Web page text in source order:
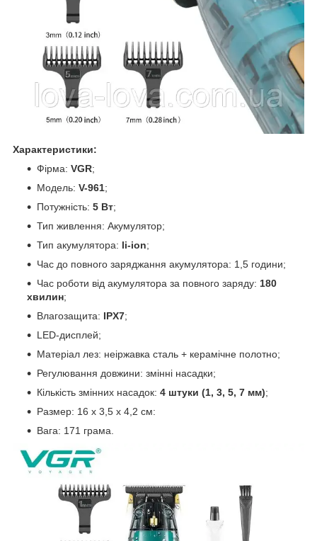
Характеристики:
Фірма: VGR;
Модель: V-961;
Потужність: 5 Вт;
Тип живлення: Акумулятор;
Тип акумулятора: li-ion;
Час до повного заряджання акумулятора: 1,5 години;
Час роботи від акумулятора за повного заряду: 180
хвилин;
Влагозащита: IPX7;
LED-дисплей;
Матеріал лез: неіржавка сталь + керамічне полотно;
Регулювання довжини: змінні насадки;
Кількість змінних насадок: 4 штуки (1, 3, 5, 7 мм);
Размер: 16 х 3,5 х 4,2 см:
Вага: 171 грама.